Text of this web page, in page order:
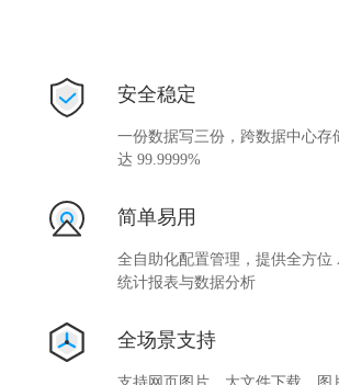
安全稳定
一份数据写三份，跨数据中心存
达 99.9999%
简单易用
全自助化配置管理，提供全方位
统计报表与数据分析
全场景支持